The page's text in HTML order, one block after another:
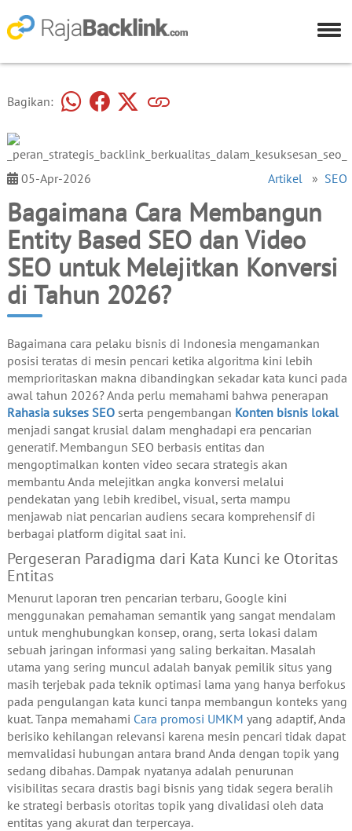
Bagikan:
05-Apr-2026 Artikel » SEO
Bagaimana Cara Membangun
Entity Based SEO dan Video
SEO untuk Melejitkan Konversi
di Tahun 2026?
Bagaimana cara pelaku bisnis di Indonesia mengamankan
posisi teratas di mesin pencari ketika algoritma kini lebih
memprioritaskan makna dibandingkan sekadar kata kunci pada
awal tahun 2026? Anda perlu memahami bahwa penerapan
Rahasia sukses SEOserta pengembangan Konten bisnis lokal
menjadi sangat krusial dalam menghadapi era pencarian
generatif. Membangun SEO berbasis entitas dan
mengoptimalkan konten video secara strategis akan
membantu Anda melejitkan angka konversi melalui
pendekatan yang lebih kredibel, visual, serta mampu
menjawab niat pencarian audiens secara komprehensif di
berbagai platform digital saat ini.
Pergeseran Paradigma dari Kata Kunci ke Otoritas
Entitas
Menurut laporan tren pencarian terbaru, Google kini
menggunakan pemahaman semantik yang sangat mendalam
untuk menghubungkan konsep, orang, serta lokasi dalam
sebuah jaringan informasi yang saling berkaitan. Masalah
utama yang sering muncul adalah banyak pemilik situs yang
masih terjebak pada teknik optimasi lama yang hanya berfokus
pada pengulangan kata kunci tanpa membangun konteks yang
kuat. Tanpa memahami Cara promosi UMKM yang adaptif, Anda
berisiko kehilangan relevansi karena mesin pencari tidak dapat
memvalidasi hubungan antara brand Anda dengan topik yang
sedang dibahas. Dampak nyatanya adalah penurunan
visibilitas secara drastis bagi bisnis yang tidak segera beralih
ke strategi berbasis otoritas topik yang divalidasi oleh data
entitas yang akurat dan terpercaya.